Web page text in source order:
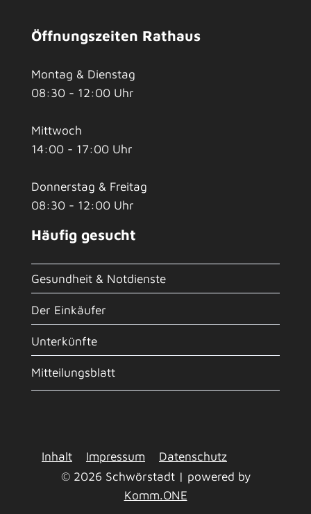
Öffnungszeiten Rathaus
Montag & Dienstag
08:30 - 12:00 Uhr
Mittwoch
14:00 - 17:00 Uhr
Donnerstag & Freitag
08:30 - 12:00 Uhr
Häufig gesucht
Gesundheit & Notdienste
Der Einkäufer
Unterkünfte
Mitteilungsblatt
Inhalt Impressum
Datenschutz
© 2026 Schwörstadt | powered by
Komm.ONE